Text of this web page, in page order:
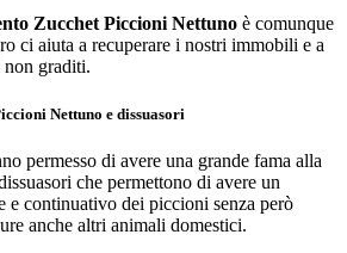
Zucchet Piccioni Nettuno è comunque
ci aiuta a recuperare i nostri immobili e a
non graditi.
Nettuno e dissuasori
permesso di avere una grande fama alla
che permettono di avere un
e continuativo dei piccioni senza però
anche altri animali domestici.